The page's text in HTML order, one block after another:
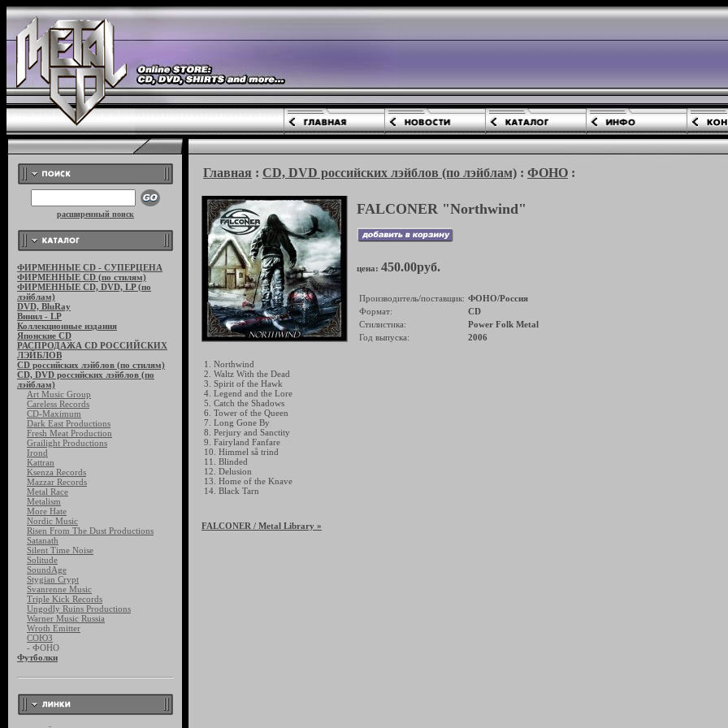
расширенный поиск
ФИРМЕННЫЕ CD - СУПЕРЦЕНА
ФИРМЕННЫЕ CD (по стилям)
ФИРМЕННЫЕ CD, DVD, LP (по
лэйблам)
DVD, BluRay
Винил - LP
Коллекционные издания
Японские CD
РАСПРОДАЖА CD РОССИЙСКИХ
ЛЭЙБЛОВ
CD российских лэйблов (по стилям)
CD, DVD российских лэйблов (по
лэйблам)
Art Music Group
Careless Records
CD-Maximum
Dark East Productions
Fresh Meat Production
Grailight Productions
Irond
Kattran
Ksenza Records
Mazzar Records
Metal Race
Metalism
More Hate
Nordic Music
Risen From The Dust Productions
Satanath
Silent Time Noise
Solitude
SoundAge
Stygian Crypt
Svanrenne Music
Triple Kick Records
Ungodly Ruins Productions
Warner Music Russia
Wroth Emitter
СОЮЗ
- ФОНО
Футболки
Главная : CD, DVD российских лэйблов (по лэйблам) : ФОНО :
FALCONER "Northwind"
цена: 450.00руб.
Производитель/поставщик: ФОНО/Россия
Формат:
CD
Стилистика:
Power Folk Metal
Год выпуска:
2006
1. Northwind
2. Waltz With the Dead
3. Spirit of the Hawk
4. Legend and the Lore
5. Catch the Shadows
6. Tower of the Queen
7. Long Gone By
8. Perjury and Sanctity
9. Fairyland Fanfare
10. Himmel så trind
11. Blinded
12. Delusion
13. Home of the Knave
14. Black Tarn
FALCONER / Metal Library »